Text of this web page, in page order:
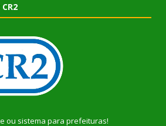
ou sistema para prefeituras!